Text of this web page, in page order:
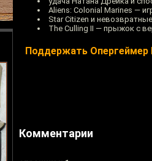
Aliens: Colonial Marines —
Star Citizen и
The Culling II — прыжок с
Поддержать Опергеймер
Комментарии